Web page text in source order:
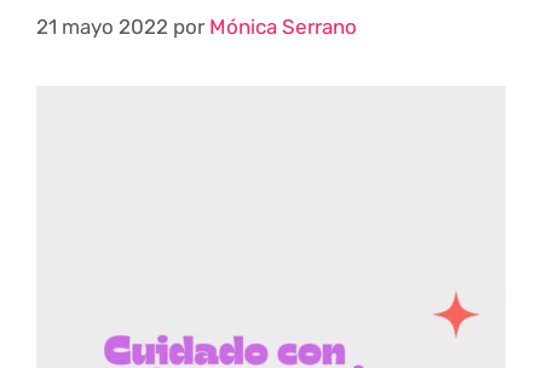
21 mayo 2022 por Mónica Serrano